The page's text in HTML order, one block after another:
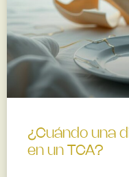
¿Cuándo una
en un TCA?